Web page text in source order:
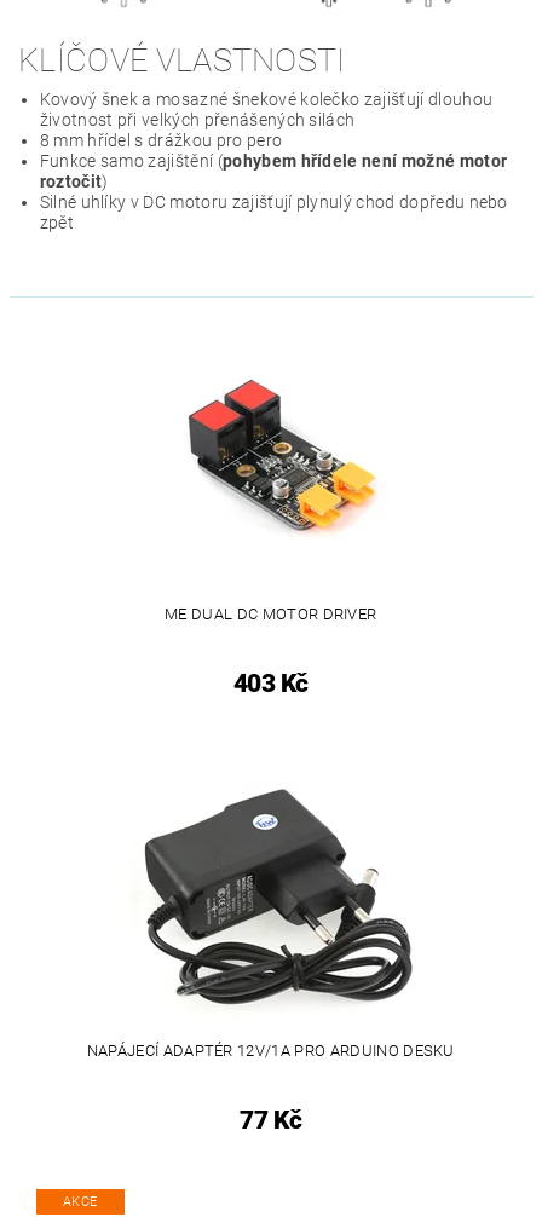
KLÍČOVÉ VLASTNOSTI
Kovový šnek a mosazné šnekové kolečko zajišťují dlouhou
životnost při velkých přenášených silách
8 mm hřídel s drážkou pro pero
Funkce samo zajištění (pohybem hřídele není možné motor
roztočit)
Silné uhlíky v DC motoru zajišťují plynulý chod dopředu nebo
zpět
ME DUAL DC MOTOR DRIVER
403 Kč
NAPÁJECÍ ADAPTÉR 12V/1A PRO ARDUINO DESKU
77 Kč
AKCE